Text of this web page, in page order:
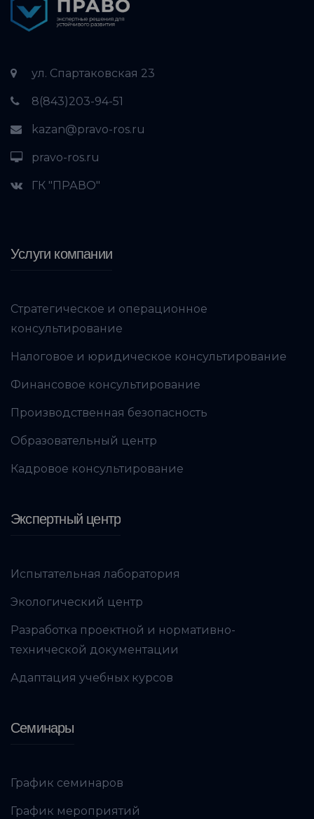
ул. Спартаковская 23
8(843)203-94-51
kazan@pravo-ros.ru
pravo-ros.ru
ГК "ПРАВО"
Услуги компании
Стратегическое и операционное
консультирование
Налоговое и юридическое консультирование
Финансовое консультирование
Производственная безопасность
Образовательный центр
Кадровое консультирование
Экспертный центр
Испытательная лаборатория
Экологический центр
Разработка проектной и нормативно-
технической документации
Адаптация учебных курсов
Семинары
График семинаров
График мероприятий